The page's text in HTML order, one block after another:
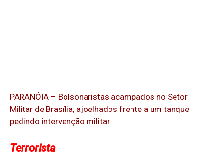
PARANÓIA – Bolsonaristas acampados no Setor
Militar de Brasília, ajoelhados frente a um tanque
pedindo intervenção militar
Terrorista